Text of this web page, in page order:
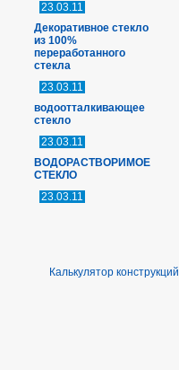
23.03.11
Декоративное стекло
из 100%
переработанного
стекла
23.03.11
водоотталкивающее
стекло
23.03.11
ВОДОРАСТВОРИМОЕ
СТЕКЛО
23.03.11
Калькулятор конструкций